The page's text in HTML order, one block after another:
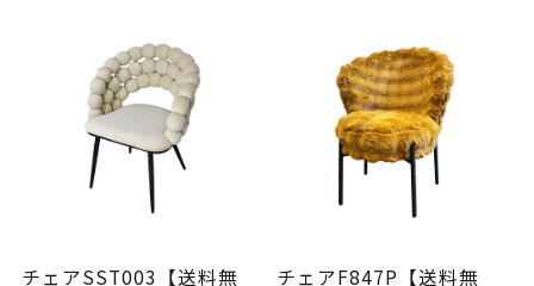
チェアSST003【送料無
チェアF847P【送料無